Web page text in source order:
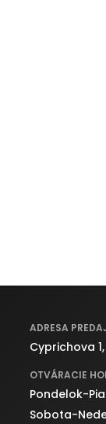
ADRESA
Cyprichova
OTVÁRACIE
Pondelok-
Sobota-